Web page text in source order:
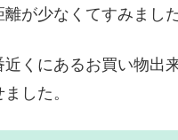
が少なくてすみまし
近くにあるお買い物出
した。